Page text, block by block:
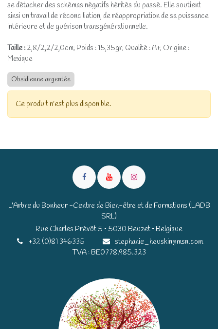
se détacher des schémas négatifs hérités du passé. Elle soutient
ainsi un travail de réconciliation, de réappropriation de sa puissance
intérieure et de guérison transgénérationnelle.
Taille :2,8/2,2/2,0cm; Poids : 15,35gr; Qualité : A+; Origine :
Mexique
Obsidienne argentée
Ce produit n'est plus disponible.
L'Arbre du Bonheur -Centre de Bien-être et de Formations (LADB
SRL)
Rue Charles Prévôt 5 • 5030 Beuzet • Belgique​​
+32 (0)81 346335
stephanie_heuskin@msn.com
TVA : BE0778.985.323